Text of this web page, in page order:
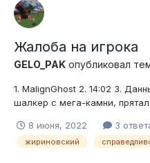
Жалоба на игрока
GELO_PAK опубликовал
1. MalignGhost 2. 14:02 3.
шалкер с мега-камни,
что он его просто скинул у
было найдено. Скорее всего
8 июня, 2022 3
жириновский